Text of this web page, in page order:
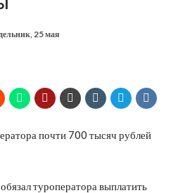
25 мая
туроператора выплатить